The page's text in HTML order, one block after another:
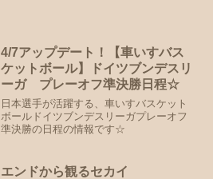
4/7アップデート！【車いすバス
ケットボール】ドイツブンデスリ
ーガ プレーオフ準決勝日程☆
日本選手が活躍する、車いすバスケット
ボールドイツブンデスリーガプレーオフ
準決勝の日程の情報です☆
エンドから観るセカイ